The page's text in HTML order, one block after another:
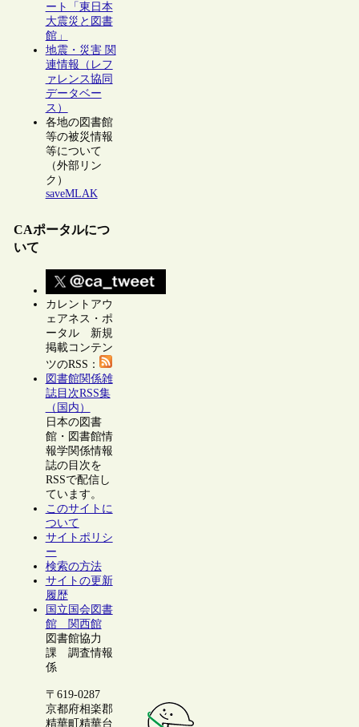
ート「東日本
大震災と図書
館」
地震・災害 関
連情報（レフ
ァレンス協同
データベー
ス）
各地の図書館
等の被災情報
等について
（外部リン
ク）
saveMLAK
CAポータルにつ
いて
カレントアウ
ェアネス・ポ
ータル 新規
掲載コンテン
ツのRSS：
図書館関係雑
誌目次RSS集
（国内）
日本の図書
館・図書館情
報学関係情報
誌の目次を
RSSで配信し
ています。
このサイトに
ついて
サイトポリシ
ー
検索の方法
サイトの更新
履歴
国立国会図書
館 関西館
図書館協力
課 調査情報
係
〒619-0287
京都府相楽郡
精華町精華台